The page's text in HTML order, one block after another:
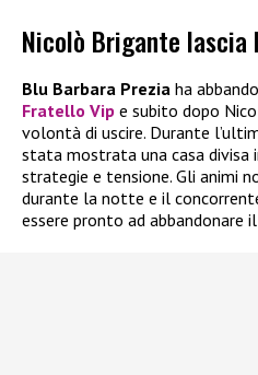
Nicolò Brigante lascia
Blu Barbara Prezia ha
Fratello Vip e subito dopo
volontà di uscire. Durante
stata mostrata una casa divisa
strategie e tensione. Gli animi
durante la notte e il
essere pronto ad abbandonare